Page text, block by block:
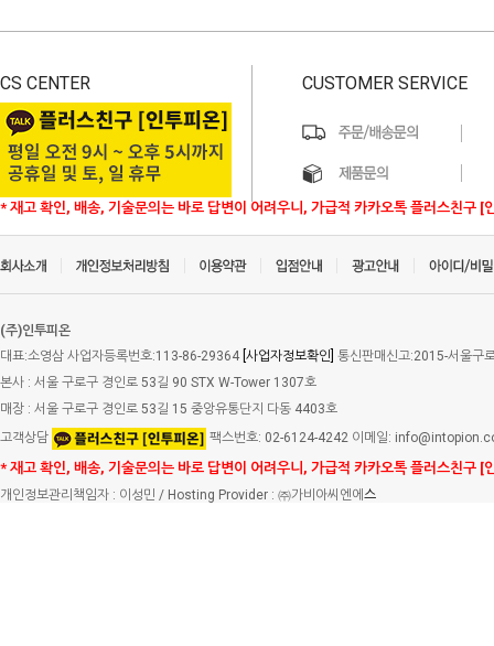
CS CENTER
* 재고 확인, 배송, 기술문의는 바로 답변이 어려우니, 가급적 카카오톡 플러스친구 [
CUSTOMER SERVICE
(주)인투피온
대표:소영삼 사업자등록번호:113-86-29364 [사업자정보확인] 통신판매신고:2015-서울구
본사 : 서울 구로구 경인로 53길 90 STX W-Tower 1307호
매장 : 서울 구로구 경인로 53길 15 중앙유통단지 다동 4403호
고객상담
팩스번호: 02-6124-4242 이메일:
* 재고 확인, 배송, 기술문의는 바로 답변이 어려우니, 가급적 카카오톡 플러스친구 [
개인정보관리책임자 : 이성민 / Hosting Provider : ㈜가비아씨엔에 스